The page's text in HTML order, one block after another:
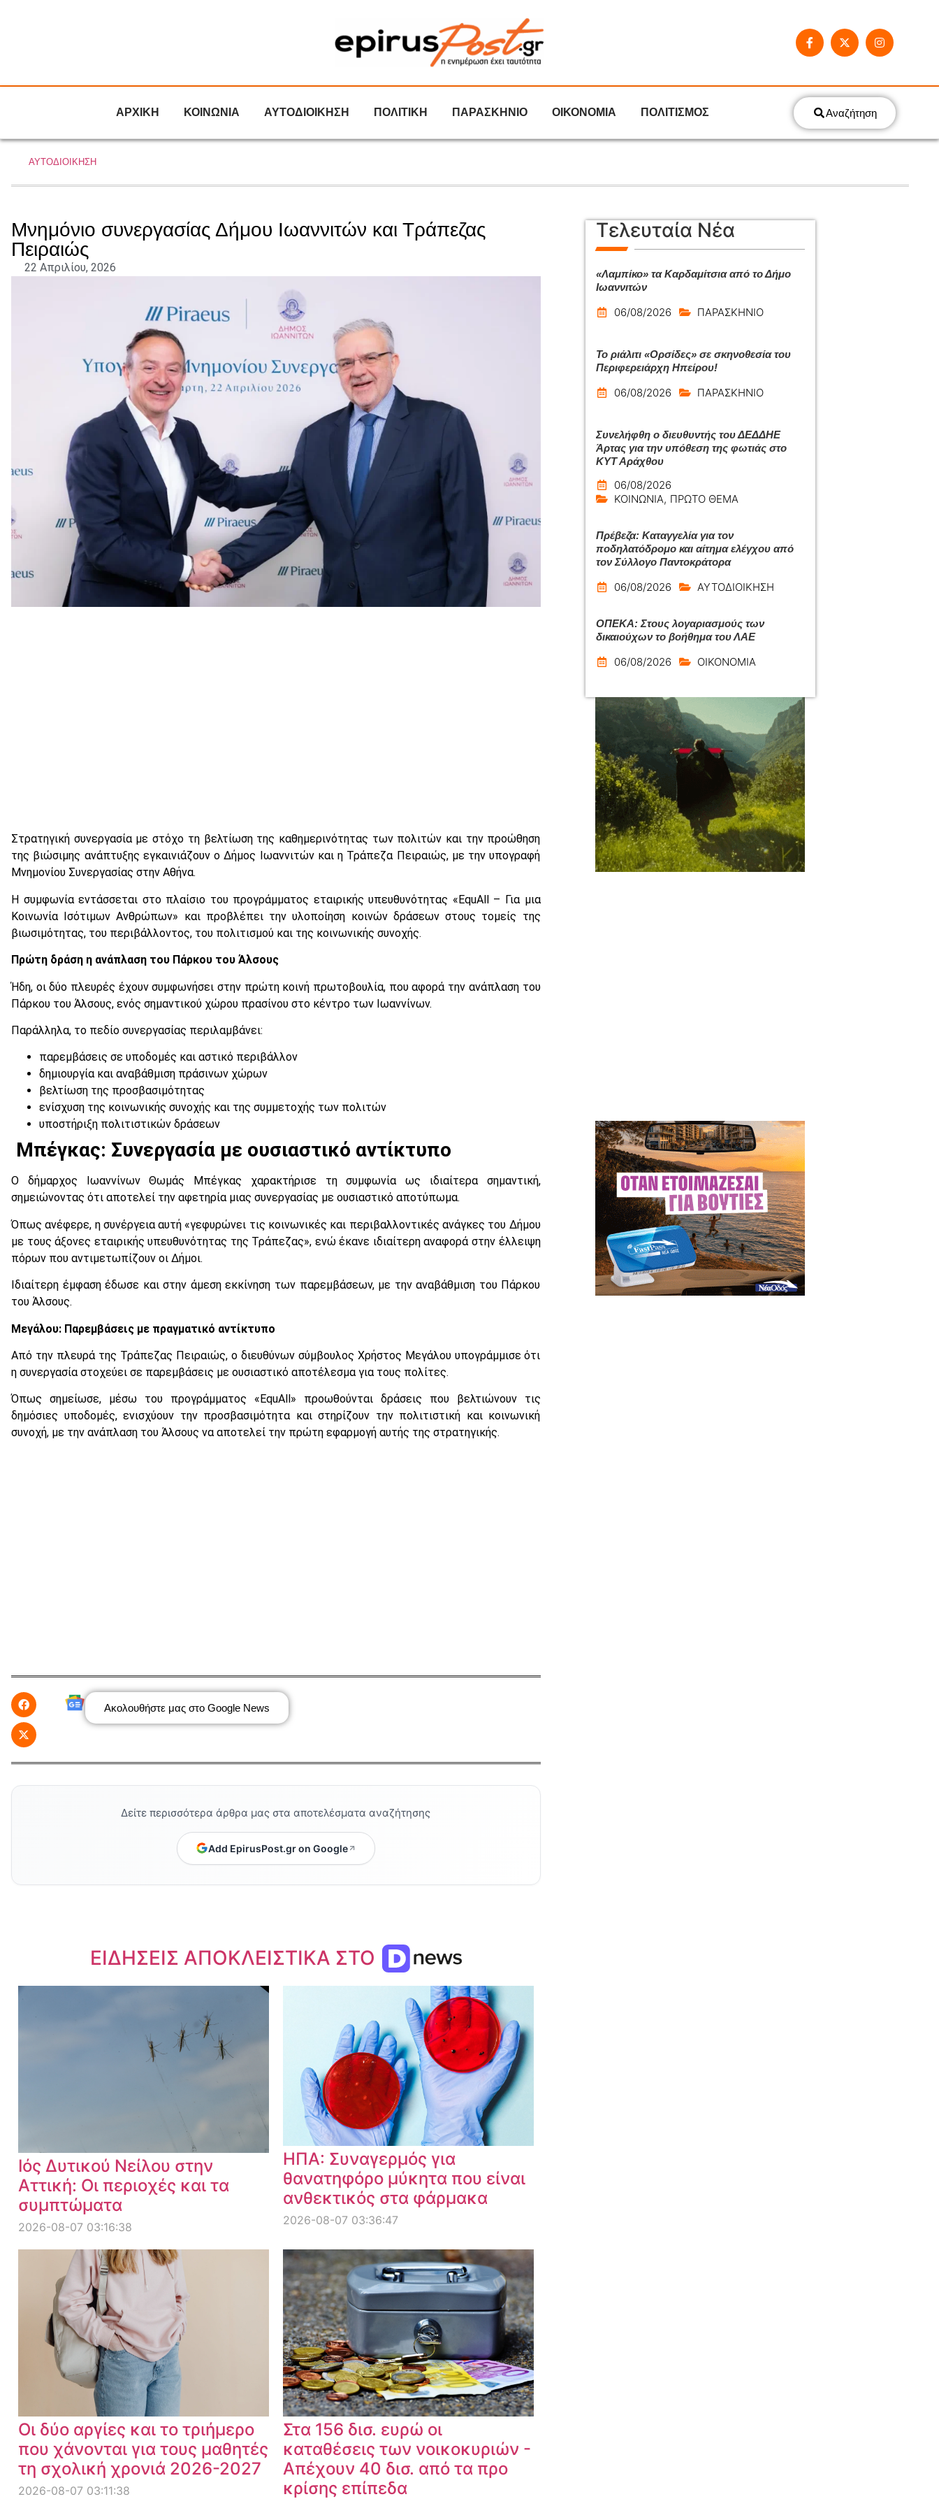
ΑΡΧΙΚΗ ΚΟΙΝΩΝΙΑ ΑΥΤΟΔΙΟΙΚΗΣΗ ΠΟΛΙΤΙΚΗ ΠΑΡΑΣΚΗΝΙΟ ΟΙΚΟΝΟΜΙΑ ΠΟΛΙΤΙΣΜΟΣ Αναζήτηση
ΑΥΤΟΔΙΟΙΚΗΣΗ
Μνημόνιο συνεργασίας Δήμου Ιωαννιτών και Τράπεζας
Πειραιώς
22 Απριλίου, 2026
Στρατηγική συνεργασία με στόχο τη βελτίωση της καθημερινότητας των πολιτών και την προώθηση
της βιώσιμης ανάπτυξης εγκαινιάζουν ο Δήμος Ιωαννιτών και η Τράπεζα Πειραιώς, με την υπογραφή
Μνημονίου Συνεργασίας στην Αθήνα.
Η συμφωνία εντάσσεται στο πλαίσιο του προγράμματος εταιρικής υπευθυνότητας «EquAll – Για μια
Κοινωνία Ισότιμων Ανθρώπων» και προβλέπει την υλοποίηση κοινών δράσεων στους τομείς της
βιωσιμότητας, του περιβάλλοντος, του πολιτισμού και της κοινωνικής συνοχής.
Πρώτη δράση η ανάπλαση του Πάρκου του Άλσους
Ήδη, οι δύο πλευρές έχουν συμφωνήσει στην πρώτη κοινή πρωτοβουλία, που αφορά την ανάπλαση του
Πάρκου του Άλσους, ενός σημαντικού χώρου πρασίνου στο κέντρο των Ιωαννίνων.
Παράλληλα, το πεδίο συνεργασίας περιλαμβάνει:
παρεμβάσεις σε υποδομές και αστικό περιβάλλον
δημιουργία και αναβάθμιση πράσινων χώρων
βελτίωση της προσβασιμότητας
ενίσχυση της κοινωνικής συνοχής και της συμμετοχής των πολιτών
υποστήριξη πολιτιστικών δράσεων
Μπέγκας: Συνεργασία με ουσιαστικό αντίκτυπο
Ο δήμαρχος Ιωαννίνων Θωμάς Μπέγκας χαρακτήρισε τη συμφωνία ως ιδιαίτερα σημαντική,
σημειώνοντας ότι αποτελεί την αφετηρία μιας συνεργασίας με ουσιαστικό αποτύπωμα.
Όπως ανέφερε, η συνέργεια αυτή «γεφυρώνει τις κοινωνικές και περιβαλλοντικές ανάγκες του Δήμου
με τους άξονες εταιρικής υπευθυνότητας της Τράπεζας», ενώ έκανε ιδιαίτερη αναφορά στην έλλειψη
πόρων που αντιμετωπίζουν οι Δήμοι.
Ιδιαίτερη έμφαση έδωσε και στην άμεση εκκίνηση των παρεμβάσεων, με την αναβάθμιση του Πάρκου
του Άλσους.
Μεγάλου: Παρεμβάσεις με πραγματικό αντίκτυπο
Από την πλευρά της Τράπεζας Πειραιώς, ο διευθύνων σύμβουλος Χρήστος Μεγάλου υπογράμμισε ότι
η συνεργασία στοχεύει σε παρεμβάσεις με ουσιαστικό αποτέλεσμα για τους πολίτες.
Όπως σημείωσε, μέσω του προγράμματος «EquAll» προωθούνται δράσεις που βελτιώνουν τις
δημόσιες υποδομές, ενισχύουν την προσβασιμότητα και στηρίζουν την πολιτιστική και κοινωνική
συνοχή, με την ανάπλαση του Άλσους να αποτελεί την πρώτη εφαρμογή αυτής της στρατηγικής.
Ακολουθήστε μας στο Google News
Δείτε περισσότερα άρθρα μας στα αποτελέσματα αναζήτησης
Add EpirusPost.gr on Google
ΕΙΔΗΣΕΙΣ ΑΠΟΚΛΕΙΣΤΙΚΑ ΣΤΟ
Dnews.gr
Ιός Δυτικού Νείλου στην
Αττική: Οι περιοχές και τα
συμπτώματα
2026-08-07 03:16:38
ΗΠΑ: Συναγερμός για
θανατηφόρο μύκητα που είναι
ανθεκτικός στα φάρμακα
2026-08-07 03:36:47
Οι δύο αργίες και το τριήμερο
που χάνονται για τους μαθητές
τη σχολική χρονιά 2026-2027
2026-08-07 03:11:38
Στα 156 δισ. ευρώ οι
καταθέσεις των νοικοκυριών -
Απέχουν 40 δισ. από τα προ
κρίσης επίπεδα
Τελευταία Νέα
«Λαμπίκο» τα Καρδαμίτσια από το Δήμο
Ιωαννιτών
06/08/2026 ΠΑΡΑΣΚΗΝΙΟ
Το ριάλιτι «Ορσίδες» σε σκηνοθεσία του
Περιφερειάρχη Ηπείρου!
06/08/2026 ΠΑΡΑΣΚΗΝΙΟ
Συνελήφθη ο διευθυντής του ΔΕΔΔΗΕ
Άρτας για την υπόθεση της φωτιάς στο
ΚΥΤ Αράχθου
06/08/2026
ΚΟΙΝΩΝΙΑ, ΠΡΩΤΟ ΘΕΜΑ
Πρέβεζα: Καταγγελία για τον
ποδηλατόδρομο και αίτημα ελέγχου από
τον Σύλλογο Παντοκράτορα
06/08/2026 ΑΥΤΟΔΙΟΙΚΗΣΗ
ΟΠΕΚΑ: Στους λογαριασμούς των
δικαιούχων το βοήθημα του ΛΑΕ
06/08/2026 ΟΙΚΟΝΟΜΙΑ